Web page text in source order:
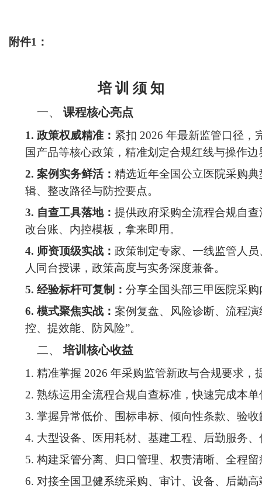
附件1：
培 训 须 知
一、 课程核心亮点
1. 政策权威精准： 紧扣 2026 年最新监管口径，
国产品等核心政策，精准划定合规红线与操作边
2. 案例实务鲜活： 精选近年全国公立医院采购
辑、整改路径与防控要点。
3. 自查工具落地： 提供政府采购全流程合规自
改台账、内控模板，拿来即用。
4. 师资顶级实战： 政策制定专家、一线监管人
人同台授课，政策高度与实务深度兼备。
5. 经验标杆可复制： 分享全国头部三甲医院采
6. 模式聚焦实战： 案例复盘、风险诊断、流程
控、提效能、防风险”。
二、培训核心收益
1. 精准掌握 2026 年采购监管新政与合规要求，
2. 熟练运用全流程合规自查标准，快速完成本
3. 掌握异常低价、围标串标、倾向性条款、验
4. 大型设备、医用耗材、基建工程、后勤服务
5. 构建采管分离、归口管理、权责清晰、全程
6. 对接全国卫健系统采购、审计、设备、后勤